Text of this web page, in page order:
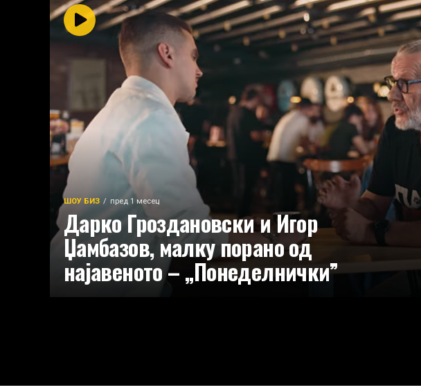
ШОУ БИЗ пред 1 месец
Дарко Гроздановски и Игор
Џамбазов, малку порано од
најавеното – „Понеделнички”